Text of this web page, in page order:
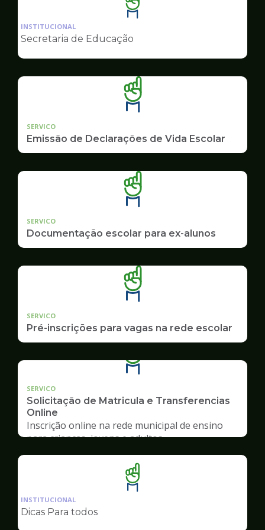
Ilustração
da
pagina
Educação
INSTITUCIONAL
Secretaria de Educação
SERVICO
Emissão de Declarações de Vida Escolar
SERVICO
Documentação escolar para ex-alunos
SERVICO
Pré-inscrições para vagas na rede escolar
SERVICO
Solicitação de Matricula e Transferencias
Online
Inscrição online na rede municipal de ensino
para crianças, jovens e adultos
Ilustração
da
INSTITUCIONAL
Dicas Para todos